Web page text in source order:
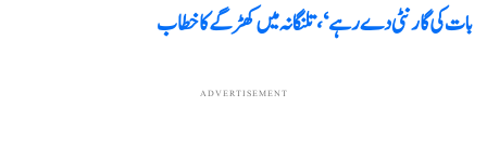
بات کی گارنٹی دے رہے‘، تلنگانہ میں کھڑگے کا خطاب
ADVERTISEMENT